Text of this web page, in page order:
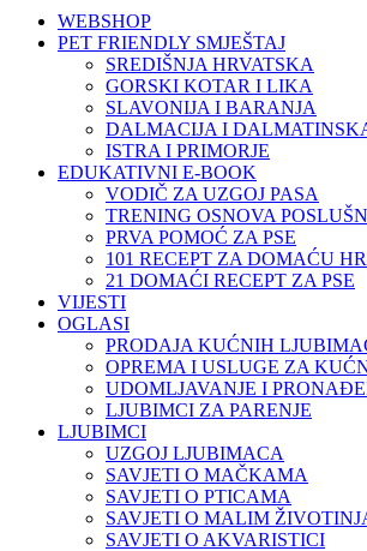
WEBSHOP
PET FRIENDLY SMJEŠTAJ
SREDIŠNJA HRVATSKA
GORSKI KOTAR I LIKA
SLAVONIJA I BARANJA
DALMACIJA I
ISTRA I PRIMORJE
EDUKATIVNI E-BOOK
VODIČ ZA UZGOJ PASA
TRENING OSNOVA
PRVA POMOĆ ZA PSE
101 RECEPT ZA DOMAĆU
21 DOMAĆI RECEPT ZA PSE
VIJESTI
OGLASI
PRODAJA KUĆNIH
OPREMA I USLUGE ZA
UDOMLJAVANJE I
LJUBIMCI ZA PARENJE
LJUBIMCI
UZGOJ LJUBIMACA
SAVJETI O MAČKAMA
SAVJETI O PTICAMA
SAVJETI O MALIM
SAVJETI O AKVARISTICI